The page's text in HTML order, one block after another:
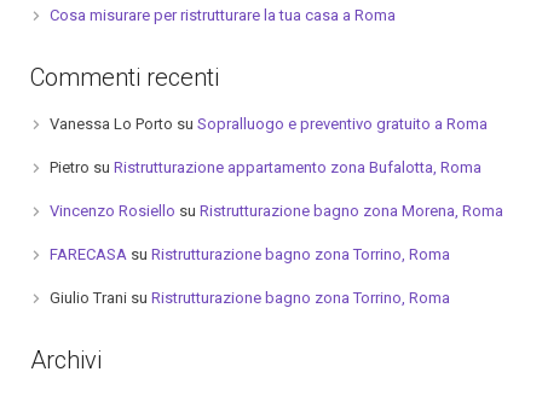
Cosa misurare per ristrutturare la tua casa a Roma
Commenti recenti
Vanessa Lo Porto su Sopralluogo e preventivo gratuito a Roma
Pietro su Ristrutturazione appartamento zona Bufalotta, Roma
Vincenzo Rosiello su Ristrutturazione bagno zona Morena, Roma
FARECASAsu Ristrutturazione bagno zona Torrino, Roma
Giulio Tranisu Ristrutturazione bagno zona Torrino, Roma
Archivi